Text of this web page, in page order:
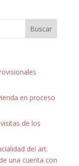
en proceso
de los
del art.
una cuenta con